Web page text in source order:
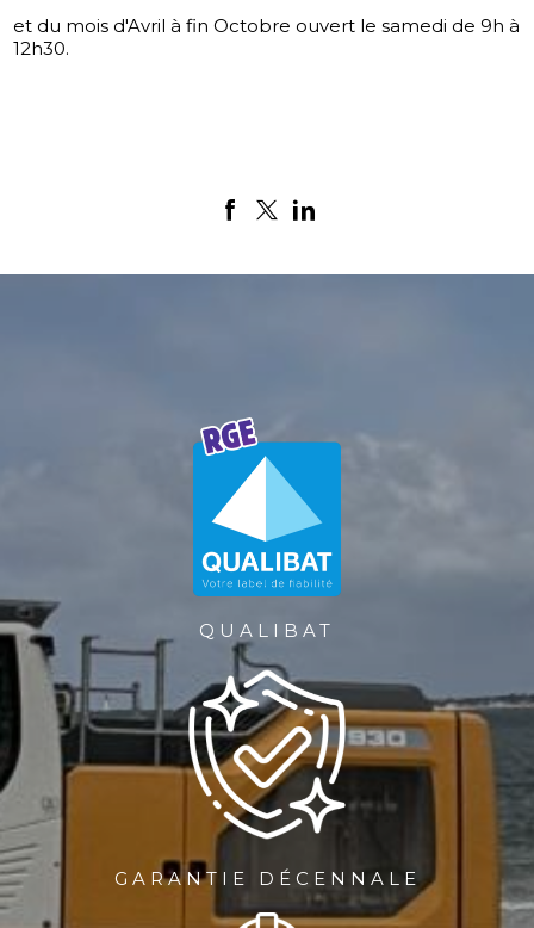
et du mois d'Avril à fin Octobre ouvert le samedi de 9h à
12h30.
QUALIBAT
GARANTIE DÉCENNALE